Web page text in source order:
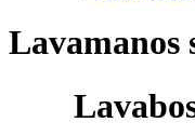
Lavamanos